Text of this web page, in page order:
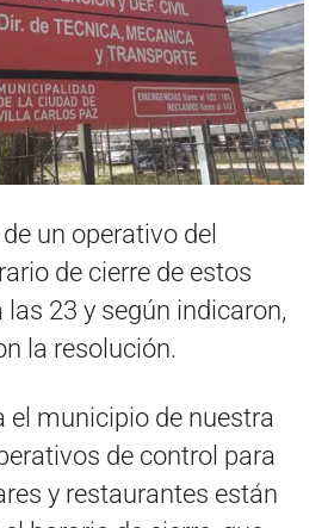
un operativo del
de cierre de estos
las 23 y según indicaron,
la resolución.
el municipio de nuestra
de control para
y restaurantes están